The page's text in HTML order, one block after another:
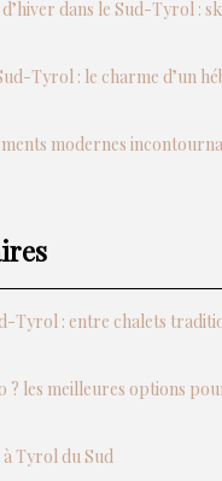
dans le Sud-Tyrol :
Tyrol : le charme d’un
modernes
Tyrol : entre chalets
? les meilleures options
Tyrol du Sud